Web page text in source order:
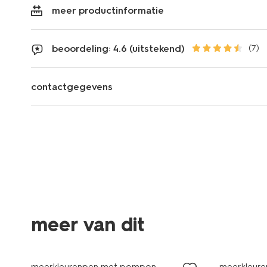
meer productinformatie
beoordeling: 4.6 (uitstekend) (7)
contactgegevens
meer van dit